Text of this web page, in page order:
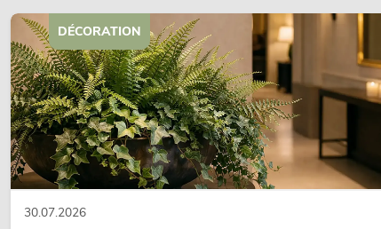
30.07.2026
DÉCORATION